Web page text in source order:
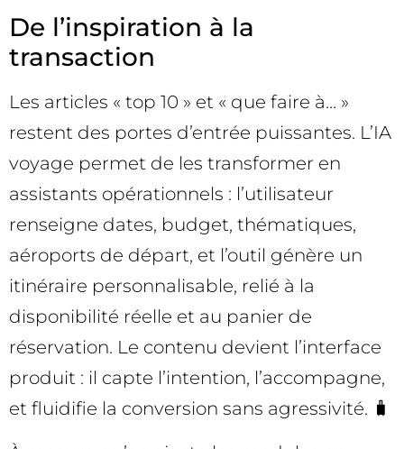
De l’inspiration à la
transaction
Les articles « top 10 » et « que faire à… »
restent des portes d’entrée puissantes. L’IA
voyage permet de les transformer en
assistants opérationnels : l’utilisateur
renseigne dates, budget, thématiques,
aéroports de départ, et l’outil génère un
itinéraire personnalisable, relié à la
disponibilité réelle et au panier de
réservation. Le contenu devient l’interface
produit : il capte l’intention, l’accompagne,
et fluidifie la conversion sans agressivité. 🧳